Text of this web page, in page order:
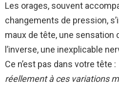
Les orages, souvent
changements de pression,
maux de tête, une sensation
l’inverse, une inexplicable
Ce n’est pas dans votre tête :
réellement à ces variations